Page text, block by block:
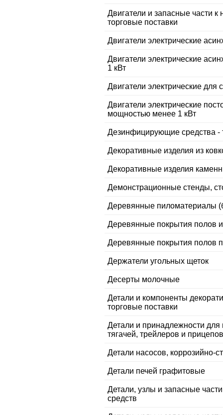
Двигатели и запасные части
торговые поставки
Двигатели электрические
Двигатели электрические
1 кВт
Двигатели электрические
Двигатели электрические
мощностью менее 1 кВт
Дезинфицирующие средства -
Декоративные изделия из
Декоративные изделия
Демонстрационные стенды,
Деревянные пиломатериалы
Деревянные покрытия полов
Деревянные покрытия полов
Держатели угольных щеток
Десерты молочные
Детали и компоненты
торговые поставки
Детали и принадлежности
тягачей, трейлеров и
Детали насосов, коррозийно-
Детали печей графитовые
Детали, узлы и запасные
средств